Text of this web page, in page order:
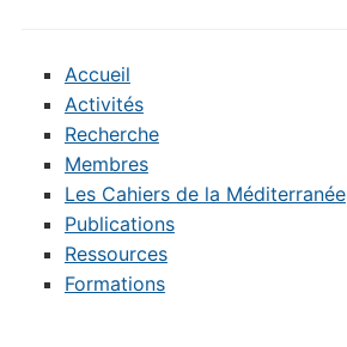
Accueil
Activités
Recherche
Membres
Les Cahiers de la Méditerranée
Publications
Ressources
Formations